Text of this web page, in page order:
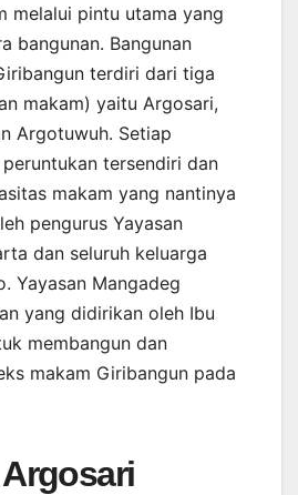
melalui pintu utama yang
bangunan. Bangunan
terdiri dari tiga
makam) yaitu Argosari,
Argotuwuh. Setiap
tersendiri dan
makam yang nantinya
pengurus Yayasan
dan seluruh keluarga
Yayasan Mangadeg
yang didirikan oleh Ibu
membangun dan
makam Giribangun pada